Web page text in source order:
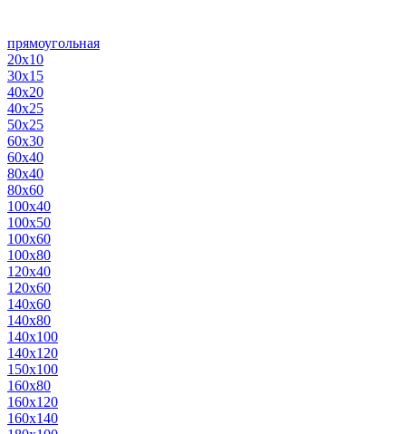
прямоугольная
20х10
30х15
40х20
40х25
50х25
60х30
60х40
80х40
80х60
100х40
100х50
100х60
100х80
120х40
120х60
140х60
140х80
140х100
140х120
150х100
160х80
160х120
160х140